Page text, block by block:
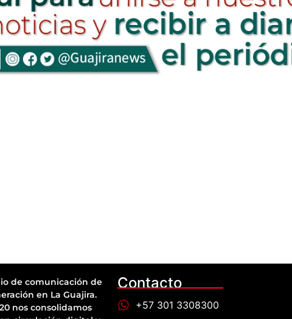
de comunicación de
en La Guajira.
nos consolidamos
Contacto
+57 301 3308300